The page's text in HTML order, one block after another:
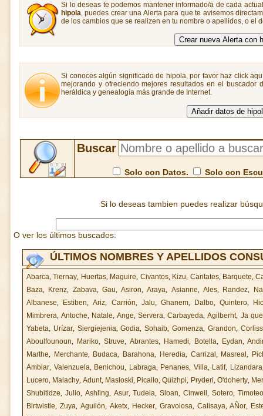
Si lo deseas te podemos mantener informado/a de cada
hipola, puedes crear una Alerta para que te avisemos
de los cambios que se realizen en tu nombre o apellidos, o el
Si conoces algún significado de hipola, por favor haz click
mejorando y ofreciendo mejores resultados en el buscador
heráldica y genealogía más grande de Internet.
Buscar
Solo con Datos. Solo con
Si lo deseas tambien puedes realizar
O ver los últimos buscados:
ÚLTIMOS NOMBRES Y APELLIDOS
Abarca,Tiernay, Huertas, Maguire, Civantos, Kizu, Caritates, Barquete,
Baza, Krenz, Zabava, Gau,Asiron,Araya, Asianne,Ales, Randez,
Albanese, Estiben,Ariz, Carrión, Jalu, Ghanem, Dalbo,Quintero,
Mimbrera,Antoche, Natale,Ange,Servera,Carbayeda,Agilberht, Ja que
Yabeta, Urízar, Siergiejenia,Godia,Sohaib,Gomenza, Grandon, Corliss
Aboulfounoun, Mariko, Struve, Abrantes, Hamedi, Botella, Eydan,
Marthe, Merchante, Budaca, Barahona, Heredia, Carrizal , Masreal,
Amblar, Valenzuela, Benichou, Labraga, Penanes, Villa, Latif, Lizandara
Lucero, Malachy,Adunt, Masloski, Picallo,Quizhpi, Pryderi, O'doherty,
Shubitidze, Julio, Ashling, Asur,Tudela,Sloan,Cinwell,Sotero, Timoteo
Birtwistle, Zuya, Aguilón, Aketx, Hecker, Gravolosa, Calisaya,AÑor,